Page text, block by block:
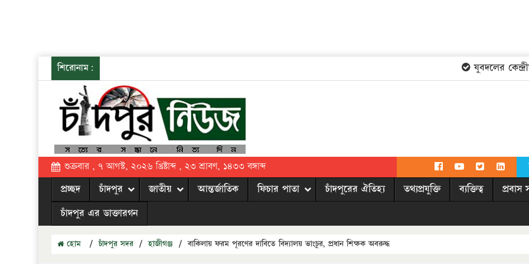
শিরোনাম: যুবদলের কেন্দ্রীয়
শুক্রবার , ৭ আগস্ট, ২০২৬ খ্রিষ্টাব্দ , ২৩ শ্রাবণ, ১৪৩৩ বঙ্গাব্দ
প্রচ্ছদ চাঁদপুর জাতীয় আন্তর্জাতিক ফিচার পাতা চাঁদপুরের ঐতিহ্য তথ্যপ্রযুক্তি ব্যক্তিত্ব প্রবাস
চাঁদপুর এর ডাক্তারগন
হোম / চাঁদপুর সদর / হাজীগঞ্জ / বাকিলায় ফরম পূরণের দাবিতে বিদ্যালয় ভাংচুর, প্রধান শিক্ষক অবরুদ্ধ